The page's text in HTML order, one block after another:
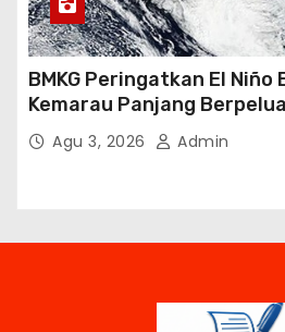
BMKG Peringatkan El
Kemarau Panjang
hingga Awal 2027
Agu 3, 2026 Admin